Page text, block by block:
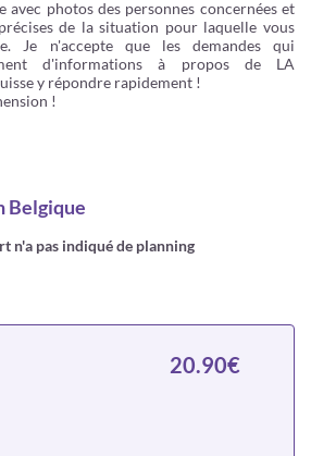
avec photos des personnes concernées et
de la situation pour laquelle vous
Je n'accepte que les demandes qui
d'informations à propos de LA
y répondre rapidement !
!
Belgique
n'a pas indiqué de planning
20.90€